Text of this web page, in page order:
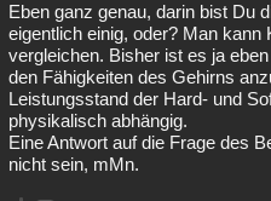
Eben ganz genau, darin bist Du
eigentlich einig, oder? Man
vergleichen. Bisher ist es ja
den Fähigkeiten des Gehirns
Leistungsstand der Hard- und
physikalisch abhängig.
Eine Antwort auf die Frage des
nicht sein, mMn.